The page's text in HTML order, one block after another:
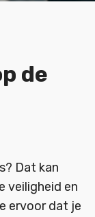
de
Dat kan
veiligheid en
ervoor dat je